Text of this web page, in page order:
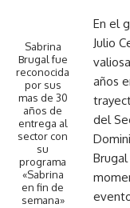
Sabrina
Brugal fue
reconocida
por sus
mas de 30
años de
entrega al
sector con
su
programa
«Sabrina
en fin de
semana»
En el
Julio
años
del